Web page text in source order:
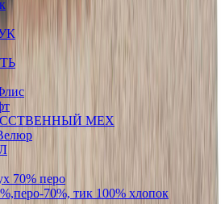
МЕХ
70% перо
70%, тик 100% хлопок